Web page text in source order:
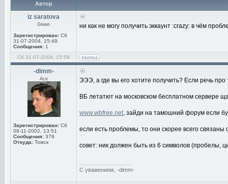
Автор
iz saratova
Green
Зарегистрирован: Сб
31-07-2004, 15:49
Сообщения: 1
ни как не могу получить эккаунт :crazy: в чём
Сб 31-07-2004, 15:59
-dimm-
Ace
Зарегистрирован: Сб
09-11-2002, 13:51
Сообщения: 379
Откуда: Томск
ЭЭЭ, а где вы его хотите получить? Если речь
ВБ летатют на московском бесплатном сервере
www.wbfree.net, зайди на тамошний форум если
если есть проблемы, то они скорее всего
совет: ник должен быть из 6 символов
С уважением, -dimm-